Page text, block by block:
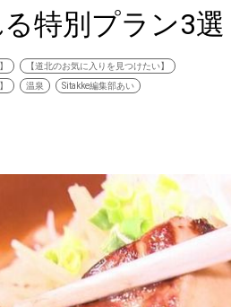
特別プラン3選
【道北のお気に入りを見つけたい】
温泉 Sitakke編集部あい